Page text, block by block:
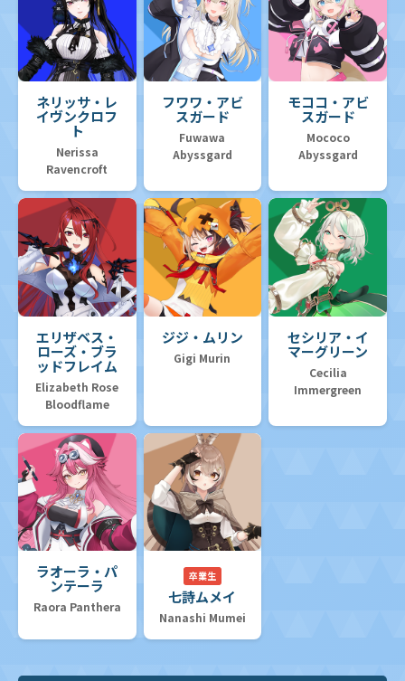
ネリッサ・レ
イヴンクロフ
ト
Nerissa
Ravencroft
フワワ・アビ
スガード
Fuwawa
Abyssgard
モココ・アビ
スガード
Mococo
Abyssgard
エリザベス・
ローズ・ブラ
ッドフレイム
Elizabeth Rose
Bloodflame
ジジ・ムリン
Gigi Murin
セシリア・イ
マーグリーン
Cecilia
Immergreen
ラオーラ・パ
ンテーラ
Raora Panthera
卒業生
七詩ムメイ
Nanashi Mumei